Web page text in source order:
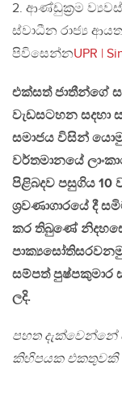
2. ආණ්ඩුක‍්‍රම
ස්වාධීන රාජ්‍ය
පිවිසෙන්නUPR |
එක්සත් ජාතීන්ගේ
වැඩසටහන සදහා
සමාජය විසින්
වර්තමානයේ
පිළිබදව පසුගිය
ශ්‍රවණාගාරයේ දී
කර තිබුණේ
සම්පත් පුෂ්පකුමාර
ලදි.
පහත දැක්වෙන්නේ
කිහිපයක එකතුවකි